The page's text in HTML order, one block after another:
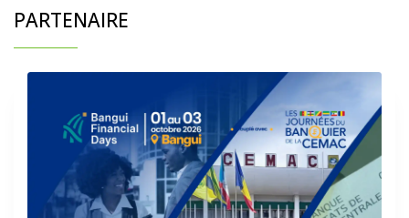
PARTENAIRE